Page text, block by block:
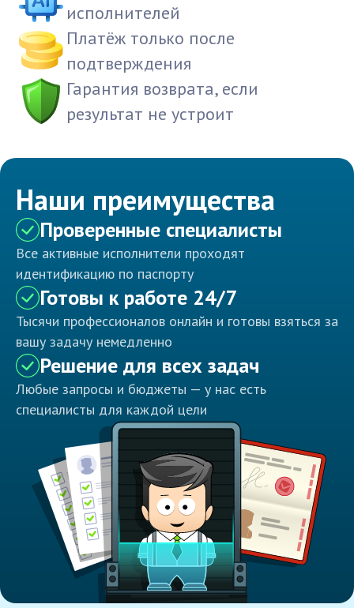
исполнителей
Платёж только после
подтверждения
Гарантия возврата, если
результат не устроит
Наши преимущества
Проверенные специалисты
Все активные исполнители проходят
идентификацию по паспорту
Готовы к работе 24/7
Тысячи профессионалов онлайн и готовы взяться за
вашу задачу немедленно
Решение для всех задач
Любые запросы и бюджеты — у нас есть
специалисты для каждой цели